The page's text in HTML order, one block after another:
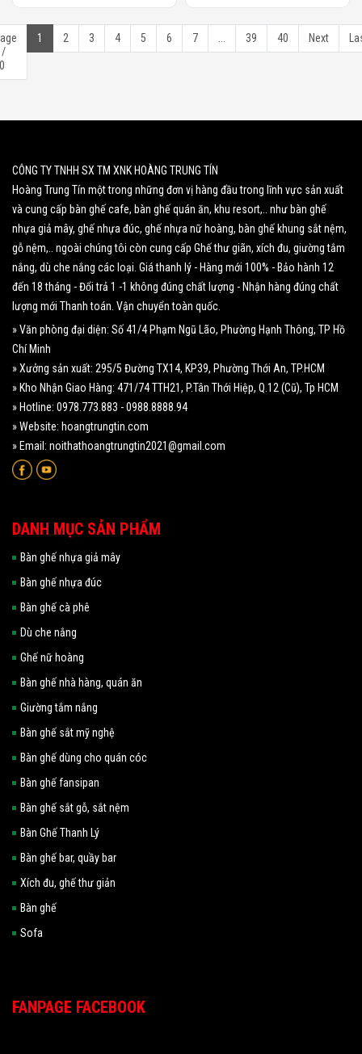
/
1 2 3 4 5 6 7 39 40 Next
CÔNG TY TNHH SX TM XNK HOÀNG TRUNG TÍN
Hoàng Trung Tín một trong những đơn vị hàng đầu trong lĩnh vực sản xuất
và cung cấp bàn ghế cafe, bàn ghế quán ăn, khu resort,.. như bàn ghế
nhựa giả mây, ghế nhựa đúc, ghế nhựa nữ hoàng, bàn ghế khung sắt nệm,
gỗ nệm,.. ngoài chúng tôi còn cung cấp Ghế thư giãn, xích đu, giường tắm
nắng, dù che nắng các loại. Giá thanh lý - Hàng mới 100% - Bảo hành 12
đến 18 tháng - Đổi trả 1 -1 không đúng chất lượng - Nhận hàng đúng chất
lượng mới Thanh toán. Vận chuyển toàn quốc.
» Văn phòng đại diện: Số 41/4 Phạm Ngũ Lão, Phường Hạnh Thông, TP Hồ
Chí Minh
» Xưởng sản xuất: 295/5 Đường TX14, KP39, Phường Thới An, TP.HCM
» Kho Nhận Giao Hàng: 471/74 TTH21, P.Tân Thới Hiệp, Q.12 (Cũ), Tp HCM
» Hotline: 0978.773.883 - 0988.8888.94
» Website: hoangtrungtin.com
» Email: noithathoangtrungtin2021@gmail.com
DANH MỤC SẢN PHẨM
Bàn ghế nhựa giả mây
Bàn ghế nhựa đúc
Bàn ghế cà phê
Dù che nắng
Ghế nữ hoàng
Bàn ghế nhà hàng, quán ăn
Giường tắm nắng
Bàn ghế sắt mỹ nghệ
Bàn ghế dùng cho quán cóc
Bàn ghế fansipan
Bàn ghế sắt gỗ, sắt nệm
Bàn Ghế Thanh Lý
Bàn ghế bar, quầy bar
Xích đu, ghế thư giản
Bàn ghế
Sofa
FANPAGE FACEBOOK